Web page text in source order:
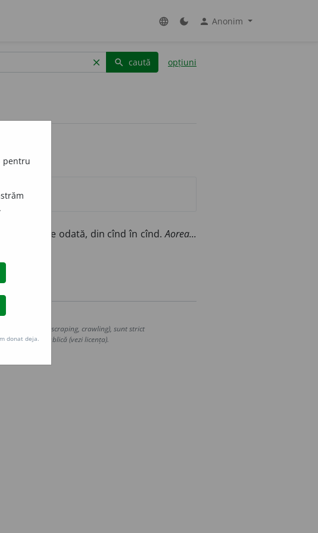
language dark_mode person Anonim
clear search caută opțiuni
Cîte odată, din cînd în cînd.Aorea...
(web scraping, crawling), sunt strict
utilizare publică (vezi licența).
pentru
donat deja.